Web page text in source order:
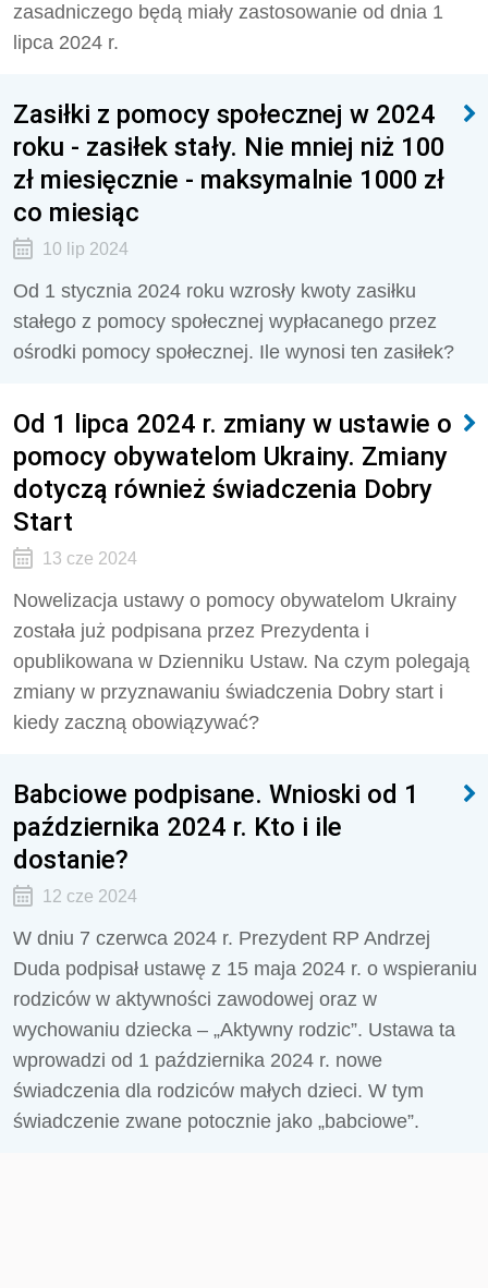
zasadniczego będą miały zastosowanie od dnia 1
lipca 2024 r.
Zasiłki z pomocy społecznej w 2024
roku - zasiłek stały. Nie mniej niż 100
zł miesięcznie - maksymalnie 1000 zł
co miesiąc
10 lip 2024
Od 1 stycznia 2024 roku wzrosły kwoty zasiłku
stałego z pomocy społecznej wypłacanego przez
ośrodki pomocy społecznej. Ile wynosi ten zasiłek?
Od 1 lipca 2024 r. zmiany w ustawie o
pomocy obywatelom Ukrainy. Zmiany
dotyczą również świadczenia Dobry
Start
13 cze 2024
Nowelizacja ustawy o pomocy obywatelom Ukrainy
została już podpisana przez Prezydenta i
opublikowana w Dzienniku Ustaw. Na czym polegają
zmiany w przyznawaniu świadczenia Dobry start i
kiedy zaczną obowiązywać?
Babciowe podpisane. Wnioski od 1
października 2024 r. Kto i ile
dostanie?
12 cze 2024
W dniu 7 czerwca 2024 r. Prezydent RP Andrzej
Duda podpisał ustawę z 15 maja 2024 r. o wspieraniu
rodziców w aktywności zawodowej oraz w
wychowaniu dziecka – „Aktywny rodzic”. Ustawa ta
wprowadzi od 1 października 2024 r. nowe
świadczenia dla rodziców małych dzieci. W tym
świadczenie zwane potocznie jako „babciowe”.